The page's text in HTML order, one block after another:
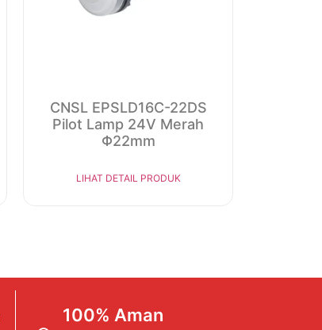
CNSL EPSLD16C-22DS
Pilot Lamp 24V Merah
Φ22mm
LIHAT DETAIL PRODUK
100% Aman